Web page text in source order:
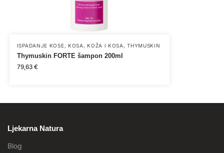
ISPADANJE KOSE, KOSA ,KOŽA I KOSA ,THYMUSKIN
Thymuskin FORTE šampon 200ml
79,63 €
Ljekarna Natura
Blog